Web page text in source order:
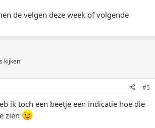
de velgen deze week of volgende
kijken
#5
ik toch een beetje een indicatie hoe die
zien